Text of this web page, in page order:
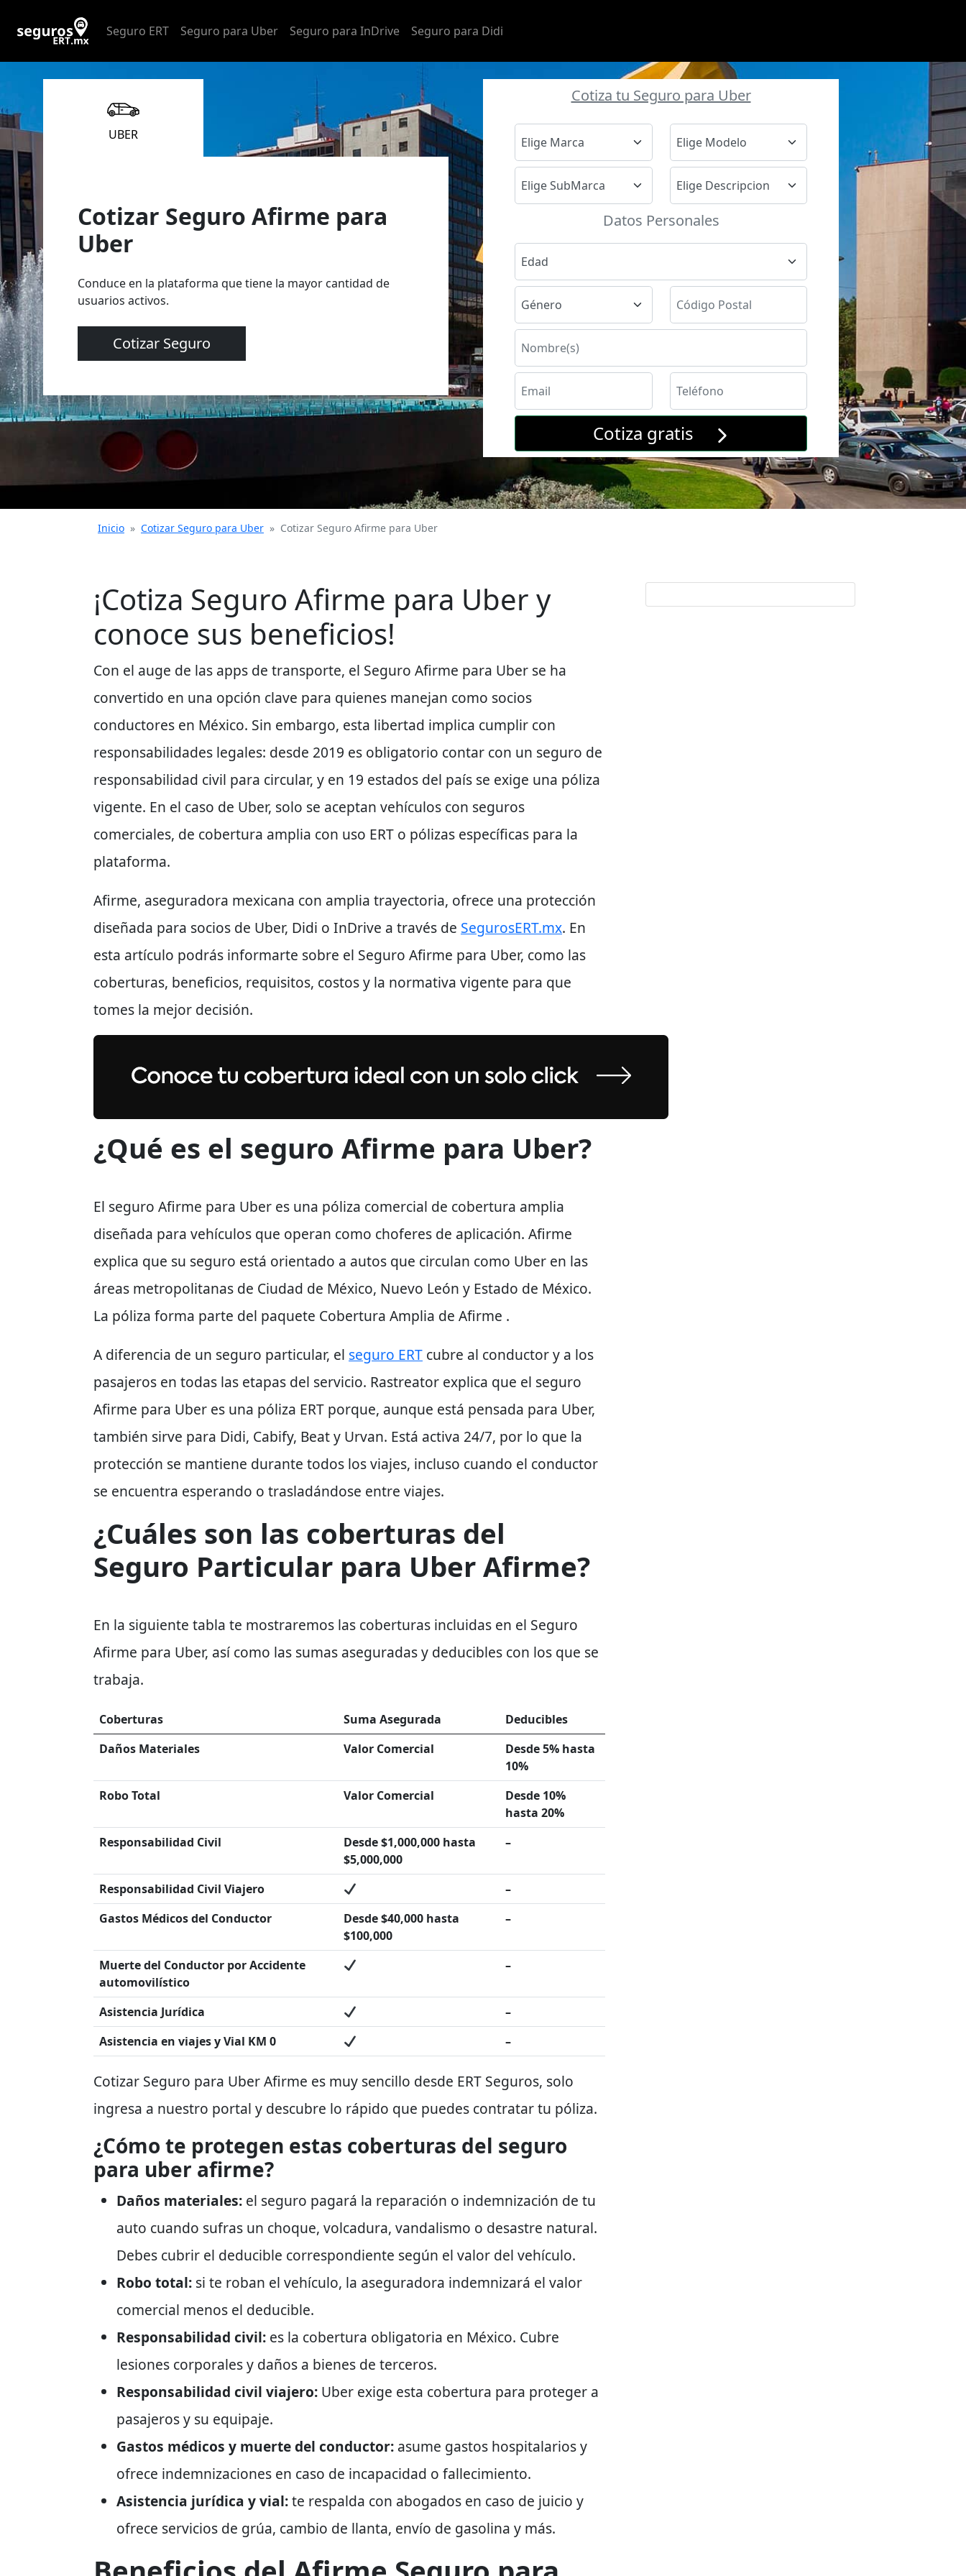
Seguro ERT Seguro para Uber Seguro para InDrive Seguro para Didi
UBER
Cotizar Seguro Afirme para
Uber
Conduce en la plataforma que tiene la mayor cantidad de
usuarios activos.
Cotizar Seguro
Cotiza tu Seguro para Uber
Datos Personales
Cotiza gratis
Inicio » Cotizar Seguro para Uber » Cotizar Seguro Afirme para Uber
¡Cotiza Seguro Afirme para Uber y
conoce sus beneficios!
Con el auge de las apps de transporte, el Seguro Afirme para Uber se ha
convertido en una opción clave para quienes manejan como socios
conductores en México. Sin embargo, esta libertad implica cumplir con
responsabilidades legales: desde 2019 es obligatorio contar con un seguro de
responsabilidad civil para circular, y en 19 estados del país se exige una póliza
vigente. En el caso de Uber, solo se aceptan vehículos con seguros
comerciales, de cobertura amplia con uso ERT o pólizas específicas para la
plataforma.
Afirme, aseguradora mexicana con amplia trayectoria, ofrece una protección
diseñada para socios de Uber, Didi o InDrive a través de SegurosERT.mx. En
esta artículo podrás informarte sobre el Seguro Afirme para Uber, como las
coberturas, beneficios, requisitos, costos y la normativa vigente para que
tomes la mejor decisión.
¿Qué es el seguro Afirme para Uber?
El seguro Afirme para Uber es una póliza comercial de cobertura amplia
diseñada para vehículos que operan como choferes de aplicación. Afirme
explica que su seguro está orientado a autos que circulan como Uber en las
áreas metropolitanas de Ciudad de México, Nuevo León y Estado de México.
La póliza forma parte del paquete Cobertura Amplia de Afirme .
A diferencia de un seguro particular, el seguro ERT cubre al conductor y a los
pasajeros en todas las etapas del servicio. Rastreator explica que el seguro
Afirme para Uber es una póliza ERT porque, aunque está pensada para Uber,
también sirve para Didi, Cabify, Beat y Urvan. Está activa 24/7, por lo que la
protección se mantiene durante todos los viajes, incluso cuando el conductor
se encuentra esperando o trasladándose entre viajes.
¿Cuáles son las coberturas del
Seguro Particular para Uber Afirme?
En la siguiente tabla te mostraremos las coberturas incluidas en el Seguro
Afirme para Uber, así como las sumas aseguradas y deducibles con los que se
trabaja.
Coberturas Suma Asegurada
Deducibles
Daños Materiales
Valor Comercial
Desde 5% hasta
10%
Robo Total
Valor Comercial
Desde 10%
hasta 20%
Responsabilidad Civil
Desde $1,000,000 hasta
$5,000,000
–
Responsabilidad Civil Viajero
–
Gastos Médicos del Conductor
Desde $40,000 hasta
$100,000
–
Muerte del Conductor por Accidente
automovilístico
–
Asistencia Jurídica
–
Asistencia en viajes y Vial KM 0
–
Cotizar Seguro para Uber Afirme es muy sencillo desde ERT Seguros, solo
ingresa a nuestro portal y descubre lo rápido que puedes contratar tu póliza.
¿Cómo te protegen estas coberturas del seguro
para uber afirme?
Daños materiales: el seguro pagará la reparación o indemnización de tu
auto cuando sufras un choque, volcadura, vandalismo o desastre natural.
Debes cubrir el deducible correspondiente según el valor del vehículo.
Robo total: si te roban el vehículo, la aseguradora indemnizará el valor
comercial menos el deducible.
Responsabilidad civil: es la cobertura obligatoria en México. Cubre
lesiones corporales y daños a bienes de terceros.
Responsabilidad civil viajero: Uber exige esta cobertura para proteger a
pasajeros y su equipaje.
Gastos médicos y muerte del conductor: asume gastos hospitalarios y
ofrece indemnizaciones en caso de incapacidad o fallecimiento.
Asistencia jurídica y vial:te respalda con abogados en caso de juicio y
ofrece servicios de grúa, cambio de llanta, envío de gasolina y más.